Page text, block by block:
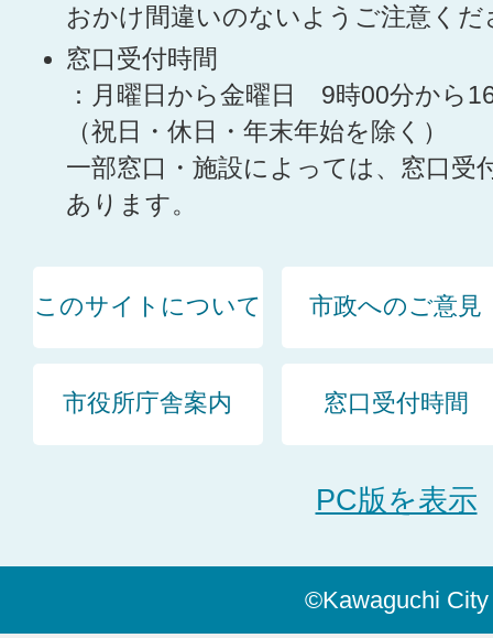
おかけ間違いのないようご注意くだ
窓口受付時間
：月曜日から金曜日 9時00分から
（祝日・休日・年末年始を除く）
一部窓口・施設によっては、窓口受
あります。
このサイトについて 市政へのご意見
市役所庁舎案内 窓口受付時間
PC版を表示
©Kawaguchi City